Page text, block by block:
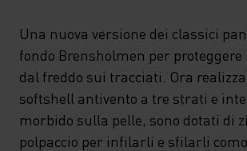
Una nuova versione dei classici
fondo Brensholmen per proteggere
dal freddo sui tracciati. Ora
softshell antivento a tre strati e
morbido sulla pelle, sono dotati di
polpaccio per infilarli e sfilarli